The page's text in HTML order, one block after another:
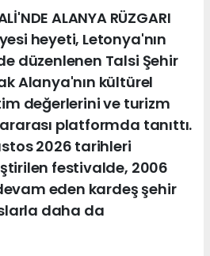
ALANYA RÜZGARI
heyeti, Letonya'nın
düzenlenen Talsi Şehir
Alanya'nın kültürel
değerlerini ve turizm
platformda tanıttı.
2026 tarihleri
festivalde, 2006
eden kardeş şehir
daha da